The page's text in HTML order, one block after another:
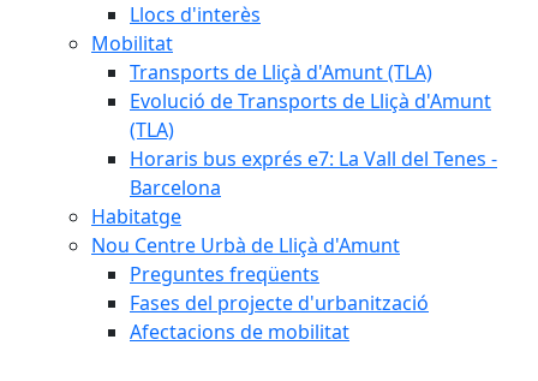
Llocs d'interès
Mobilitat
Transports de Lliçà d'Amunt (TLA)
Evolució de Transports de Lliçà d'Amunt
(TLA)
Horaris bus exprés e7: La Vall del Tenes -
Barcelona
Habitatge
Nou Centre Urbà de Lliçà d'Amunt
Preguntes freqüents
Fases del projecte d'urbanització
Afectacions de mobilitat